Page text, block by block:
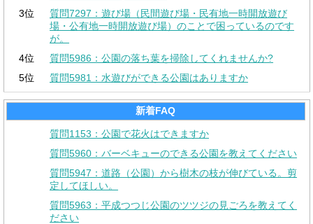
3位
質問7297：遊び場（民間遊び場・民有地一時開放遊び
場・公有地一時開放遊び場）のことで困っているのです
が。
4位
質問5986：公園の落ち葉を掃除してくれませんか?
5位
質問5981：水遊びができる公園はありますか
新着FAQ
質問1153：公園で花火はできますか
質問5960：バーベキューのできる公園を教えてください
質問5947：道路（公園）から樹木の枝が伸びている。剪
定してほしい。
質問5963：平成つつじ公園のツツジの見ごろを教えてく
ださい